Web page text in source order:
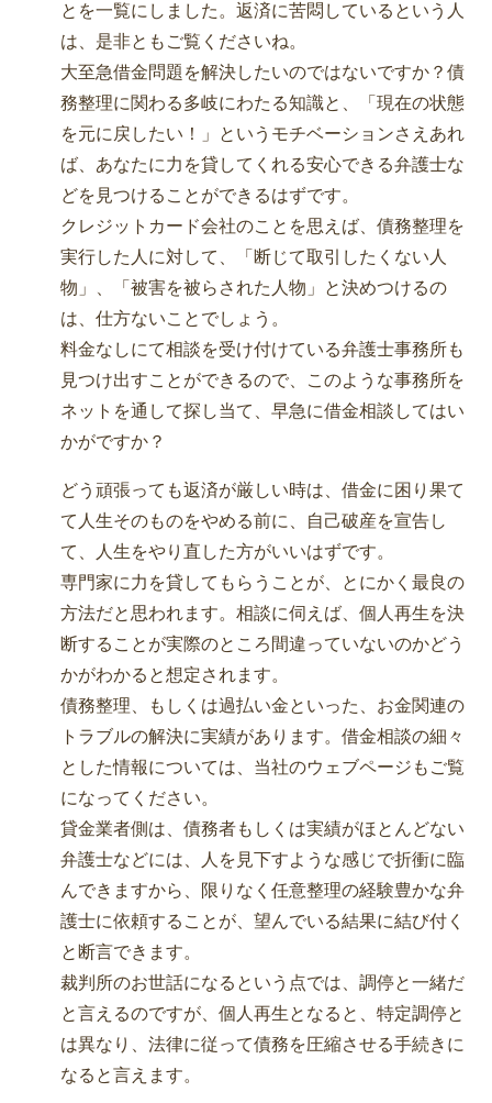
とを一覧にしました。返済に苦悶しているという人
は、是非ともご覧くださいね。
大至急借金問題を解決したいのではないですか？債
務整理に関わる多岐にわたる知識と、「現在の状態
を元に戻したい！」というモチベーションさえあれ
ば、あなたに力を貸してくれる安心できる弁護士な
どを見つけることができるはずです。
クレジットカード会社のことを思えば、債務整理を
実行した人に対して、「断じて取引したくない人
物」、「被害を被らされた人物」と決めつけるの
は、仕方ないことでしょう。
料金なしにて相談を受け付けている弁護士事務所も
見つけ出すことができるので、このような事務所を
ネットを通して探し当て、早急に借金相談してはい
かがですか？
どう頑張っても返済が厳しい時は、借金に困り果て
て人生そのものをやめる前に、自己破産を宣告し
て、人生をやり直した方がいいはずです。
専門家に力を貸してもらうことが、とにかく最良の
方法だと思われます。相談に伺えば、個人再生を決
断することが実際のところ間違っていないのかどう
かがわかると想定されます。
債務整理、もしくは過払い金といった、お金関連の
トラブルの解決に実績があります。借金相談の細々
とした情報については、当社のウェブページもご覧
になってください。
貸金業者側は、債務者もしくは実績がほとんどない
弁護士などには、人を見下すような感じで折衝に臨
んできますから、限りなく任意整理の経験豊かな弁
護士に依頼することが、望んでいる結果に結び付く
と断言できます。
裁判所のお世話になるという点では、調停と一緒だ
と言えるのですが、個人再生となると、特定調停と
は異なり、法律に従って債務を圧縮させる手続きに
なると言えます。